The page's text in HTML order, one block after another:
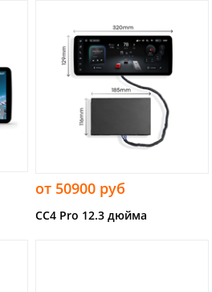
от 50900 руб
CC4 Pro 12.3 дюйма